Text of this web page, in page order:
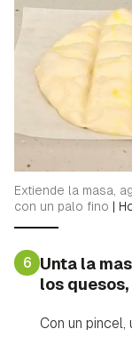
Extiende la masa,
con un palo fino |
6 Unta la
los
Con un